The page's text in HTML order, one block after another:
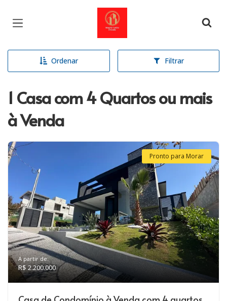
Página inicial
Ordenar Filtrar
1 Casa com 4 Quartos ou mais
à Venda
Pronto para Morar
A partir de:
R$ 2.200.000